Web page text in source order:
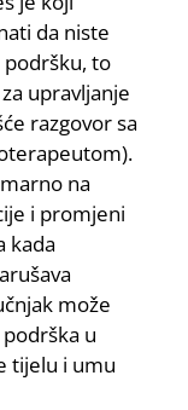
da niste
to
upravljanje
razgovor sa
na
i promjeni
kada
može
u
tijelu i umu